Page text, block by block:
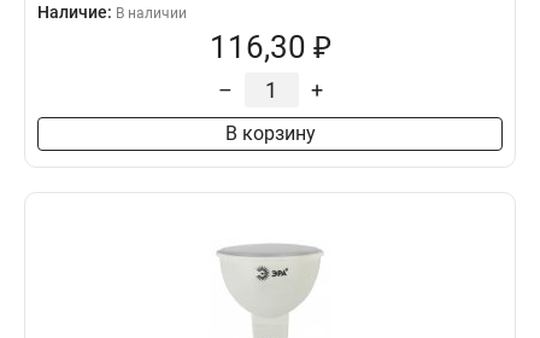
Наличие: В наличии
116,30 ₽
– +
В корзину